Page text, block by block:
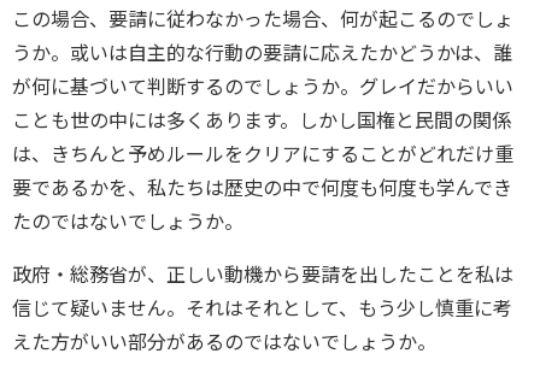
この場合、要請に従わなかった場合、何が起こるのでしょ
うか。或いは自主的な行動の要請に応えたかどうかは、誰
が何に基づいて判断するのでしょうか。グレイだからいい
ことも世の中には多くあります。しかし国権と民間の関係
は、きちんと予めルールをクリアにすることがどれだけ重
要であるかを、私たちは歴史の中で何度も何度も学んでき
たのではないでしょうか。
政府・総務省が、正しい動機から要請を出したことを私は
信じて疑いません。それはそれとして、もう少し慎重に考
えた方がいい部分があるのではないでしょうか。